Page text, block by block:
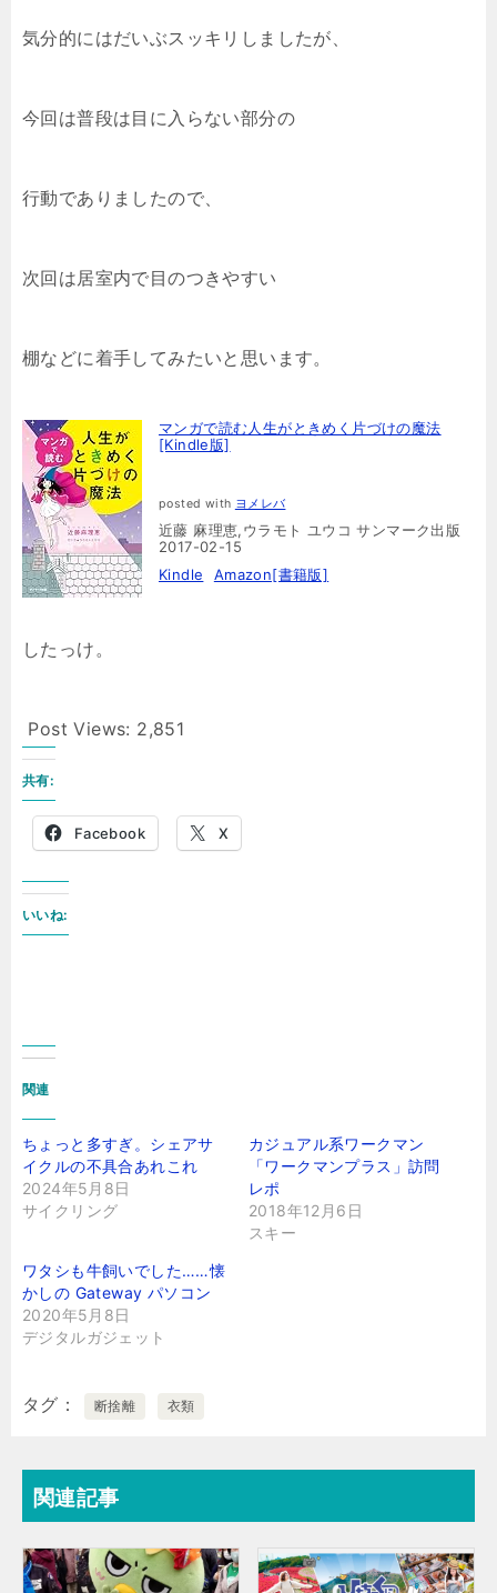
気分的にはだいぶスッキリしましたが、
今回は普段は目に入らない部分の
行動でありましたので、
次回は居室内で目のつきやすい
棚などに着手してみたいと思います。
マンガで読む人生がときめく片づけの魔法
[Kindle版]
posted with ヨメレバ
近藤 麻理恵,ウラモト ユウコ サンマーク出版
2017-02-15
Kindle
Amazon[書籍版]
したっけ。
Post Views: 2,851
共有:
Facebook X
いいね:
関連
ちょっと多すぎ。シェアサ
イクルの不具合あれこれ
2024年5月8日
サイクリング
カジュアル系ワークマン
「ワークマンプラス」訪問
レポ
2018年12月6日
スキー
ワタシも牛飼いでした……懐
かしの Gateway パソコン
2020年5月8日
デジタルガジェット
タグ 断捨離 衣類
関連記事